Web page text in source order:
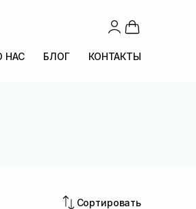
НАС БЛОГ КОНТАКТЫ
Сортировать